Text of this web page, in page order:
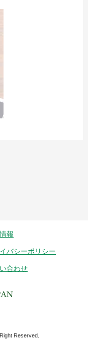
報
バシーポリシー
合わせ
Reserved.